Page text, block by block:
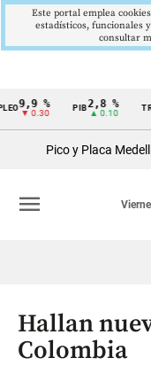
Cintillo
Colombia
% PIB 2,8 %
▲ 0.10
TRM
Pico y Placa
menu
Hallan
Colombia
Este portal emplea
estadísticos, funcionales
consultar